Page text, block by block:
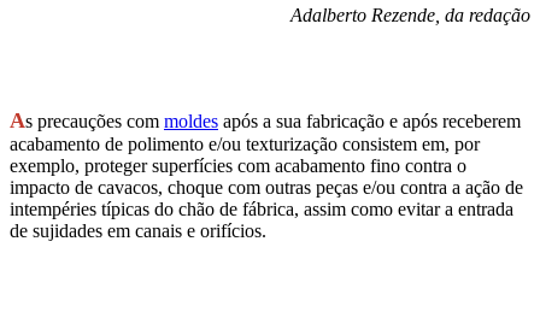
Adalberto Rezende, da redação
As precauções com moldes após a sua fabricação e após receberem
acabamento de polimento e/ou texturização consistem em, por
exemplo, proteger superfícies com acabamento fino contra o
impacto de cavacos, choque com outras peças e/ou contra a ação de
intempéries típicas do chão de fábrica, assim como evitar a entrada
de sujidades em canais e orifícios.